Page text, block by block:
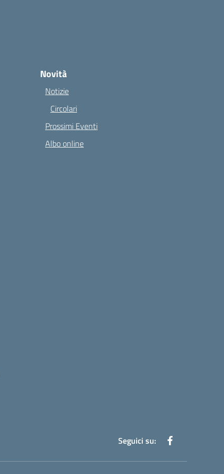
Novità
Notizie
Circolari
Prossimi Eventi
Albo online
Seguici su: